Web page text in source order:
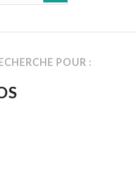
POUR :